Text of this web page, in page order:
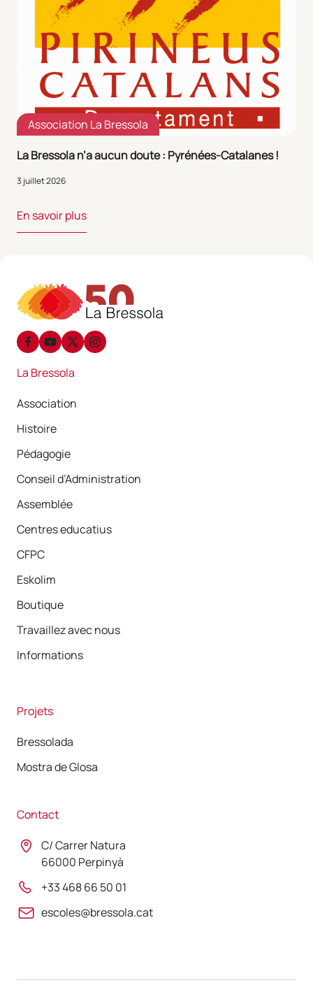
Association La Bressola
La Bressola n’a aucun doute : Pyrénées-Catalanes !
3 juillet 2026
En savoir plus
La Bressola
Association
Histoire
Pédagogie
Conseil d’Administration
Assemblée
Centres educatius
CFPC
Eskolim
Boutique
Travaillez avec nous
Informations
Projets
Bressolada
Mostra de Glosa
Contact
C/ Carrer Natura
66000 Perpinyà
+33 468 66 50 01
escoles@bressola.cat